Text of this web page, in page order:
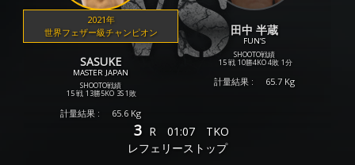
2021年
世界フェザー級チャンピオン
SASUKE
MASTER JAPAN
SHOOTO戦績
15 戦 13勝5KO 3S 1敗
計量結果 : 65.6 Kg
田中 半蔵
FUN’S
SHOOTO戦績
15 戦 10勝4KO 4敗 1分
計量結果 : 65.7 Kg
3 R 01:07
TKO
レフェリーストップ